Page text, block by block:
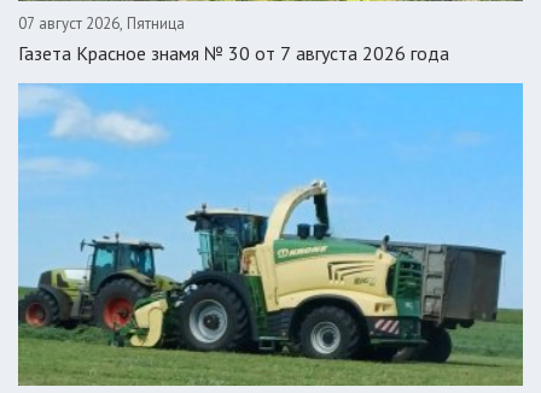
07 август 2026, Пятница
Газета Красное знамя № 30 от 7 августа 2026 года